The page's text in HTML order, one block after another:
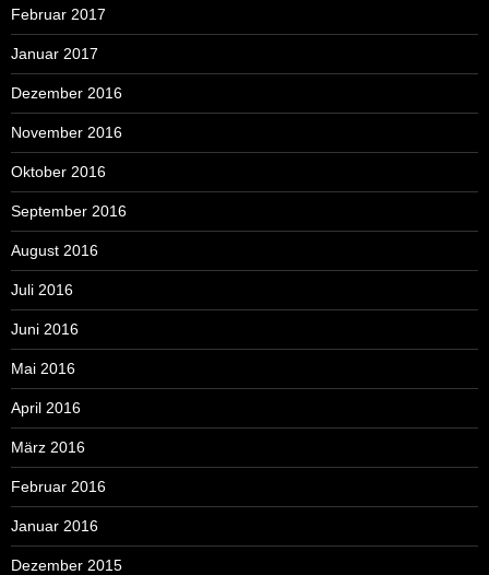
Februar 2017
Januar 2017
Dezember 2016
November 2016
Oktober 2016
September 2016
August 2016
Juli 2016
Juni 2016
Mai 2016
April 2016
März 2016
Februar 2016
Januar 2016
Dezember 2015